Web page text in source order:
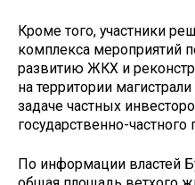
Кроме того, участники
комплекса мероприятий
развитию ЖКХ и
на территории
задаче частных
государственно-частного
По информации властей